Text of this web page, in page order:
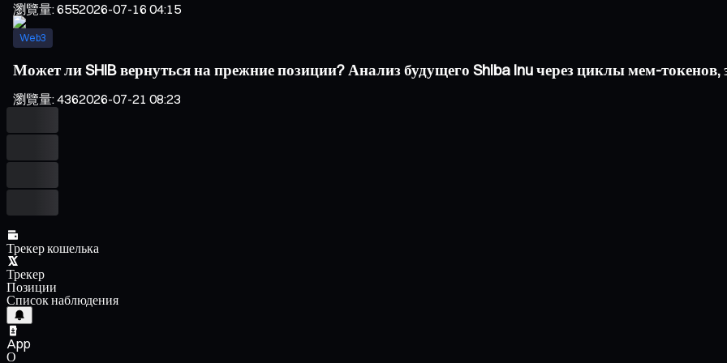
瀏覽量:6552026-07-16 04:15
Web3
Может ли SHIB вернуться на прежние позиции? Анализ будущего Shiba Inu через циклы мем-токенов,
瀏覽量:4362026-07-21 08:23
Трекер кошелька
Трекер
Позиции
Список наблюдения
App
О